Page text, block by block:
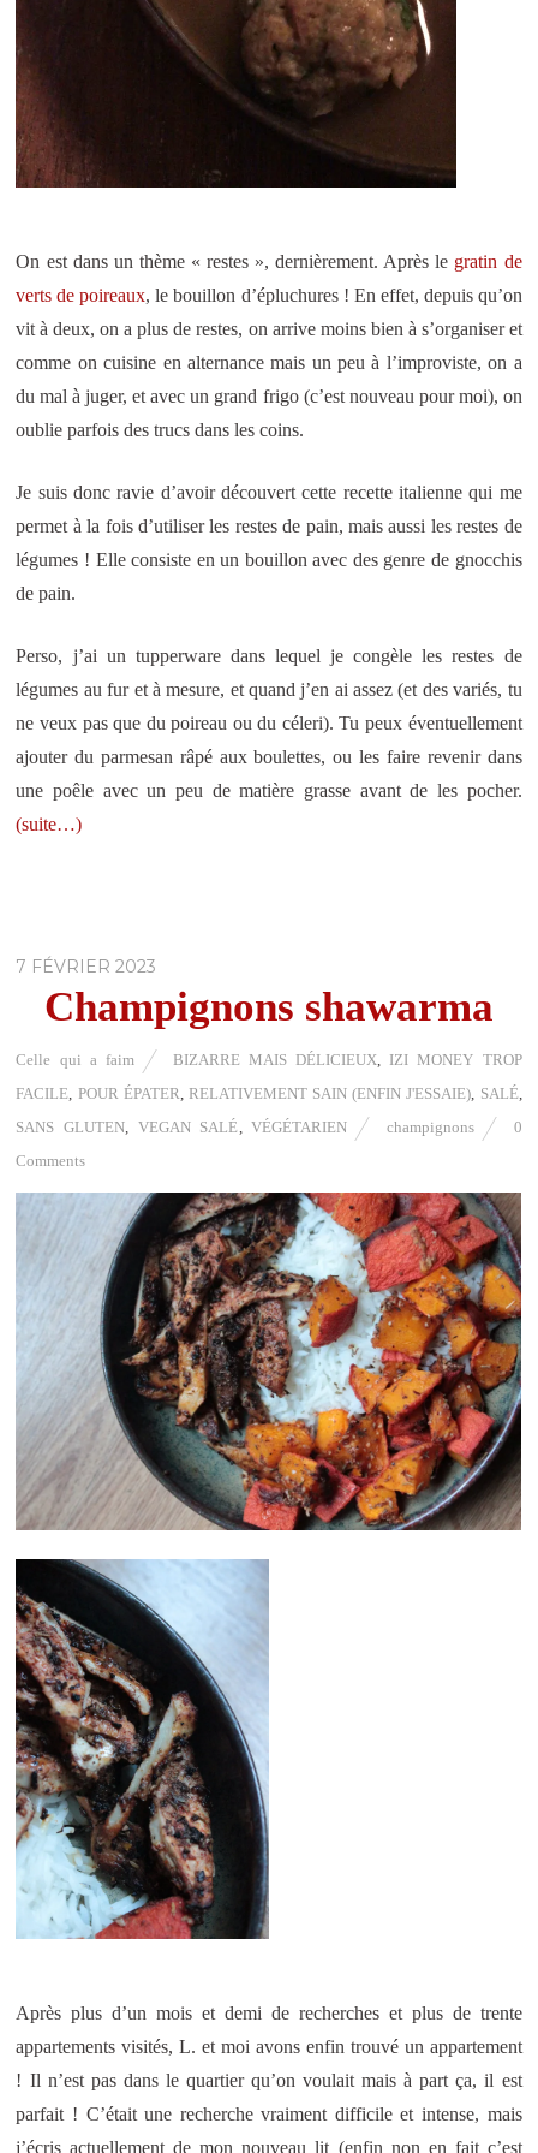
On est dans un thème « restes », dernièrement. Après le gratin de
verts de poireaux, le bouillon d’épluchures ! En effet, depuis qu’on
vit à deux, on a plus de restes, on arrive moins bien à s’organiser et
comme on cuisine en alternance mais un peu à l’improviste, on a
du mal à juger, et avec un grand frigo (c’est nouveau pour moi), on
oublie parfois des trucs dans les coins.
Je suis donc ravie d’avoir découvert cette recette italienne qui me
permet à la fois d’utiliser les restes de pain, mais aussi les restes de
légumes ! Elle consiste en un bouillon avec des genre de gnocchis
de pain.
Perso, j’ai un tupperware dans lequel je congèle les restes de
légumes au fur et à mesure, et quand j’en ai assez (et des variés, tu
ne veux pas que du poireau ou du céleri). Tu peux éventuellement
ajouter du parmesan râpé aux boulettes, ou les faire revenir dans
une poêle avec un peu de matière grasse avant de les pocher.
(suite…)
7 FÉVRIER 2023
Champignons shawarma
Celle qui a faim BIZARRE MAIS DÉLICIEUX, IZI MONEY TROP
FACILE, POUR ÉPATER, RELATIVEMENT SAIN (ENFIN J'ESSAIE), SALÉ,
SANS GLUTEN, VEGAN SALÉ,VÉGÉTARIEN champignons
0
Comments
Après plus d’un mois et demi de recherches et plus de trente
appartements visités, L. et moi avons enfin trouvé un appartement
! Il n’est pas dans le quartier qu’on voulait mais à part ça, il est
parfait ! C’était une recherche vraiment difficile et intense, mais
j’écris actuellement de mon nouveau lit (enfin non en fait c’est